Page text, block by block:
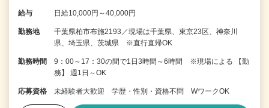
給与 日給10,000円～40,000円
勤務地
千葉県柏市布施2193／現場は千葉県、東京23区、神奈川
県、埼玉県、茨城県 ※直行直帰OK
勤務時間
9：00～17：30の間で1日3時間～6時間 ※現場による 【勤
務】 週1日～OK
応募資格 未経験者大歓迎 学歴・性別・資格不問 WワークOK